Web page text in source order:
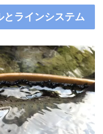
とラインシステム